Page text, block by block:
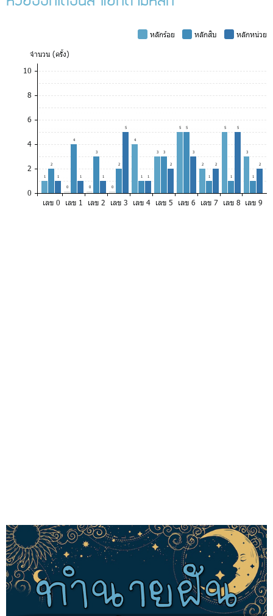
หลักร้อย หลักสิบ
หลักหน่วย
จำนวน (ครั้ง)
10
8
6
4
2
0
1
2
1
0
4
1
0
3
1
0
2
5
4
1 1
3 3
2
5 5
3
2
1
2
5
1
5
3
1
2
เลข 0 เลข 1 เลข 2 เลข 3 เลข 4 เลข 5 เลข 6 เลข 7 เลข 8 เลข 9